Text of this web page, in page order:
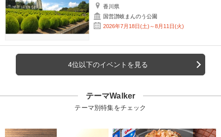
香川県
国営讃岐まんのう公園
2026年7月18日(土)～8月11日(火)
4位以下のイベントを見る
テーマWalker
テーマ別特集をチェック